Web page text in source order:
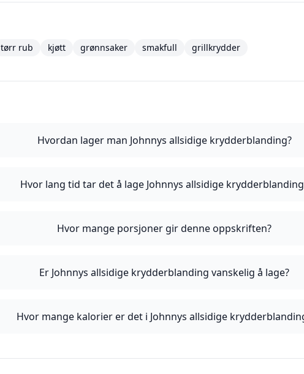
tørr rub kjøtt grønnsaker smakfull grillkrydder
Hvordan lager man Johnnys allsidige krydderblanding?
Hvor lang tid tar det å lage Johnnys allsidige
Hvor mange porsjoner gir denne oppskriften?
Er Johnnys allsidige krydderblanding vanskelig å lage?
Hvor mange kalorier er det i Johnnys allsidige